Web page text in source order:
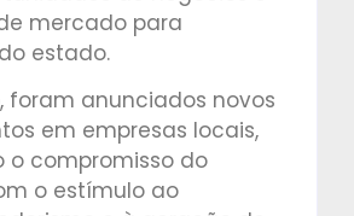
mercado para
estado.
foram anunciados novos
em empresas locais,
o compromisso do
o estímulo ao